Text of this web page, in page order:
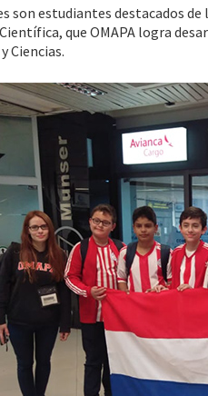
son estudiantes destacados
que OMAPA logra
Ciencias.